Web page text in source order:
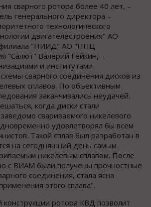
сварного ротора более 40 лет, –
генерального директора –
технологического
двигателестроения" АО
"НИИД" АО "НПЦ
"Салют" Валерий Гейкин, –
и институтами
сварного соединения дисков из
сплавов. По объективным
заканчивались неудачей.
когда диски стали
свариваемого никелевого
удовлетворял бы всем
Такой сплав был разработан в
на сегодняшний день самым
никелевым сплавом. После
с ВИАМ были получены прочностные
соединения, стала ясна
этого сплава".
конструкции ротора КВД позволит